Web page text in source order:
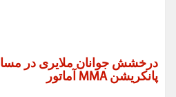
درخشش جوانان ملایری در
پانکریشن MMA آماتور